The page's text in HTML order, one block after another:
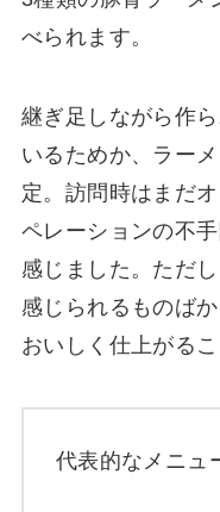
べられます。
継ぎ足しながら作
いるためか、ラー
定。訪問時はまだ
ペレーションの不
感じました。ただ
感じられるものば
おいしく仕上がるこ
代表的なメニュ